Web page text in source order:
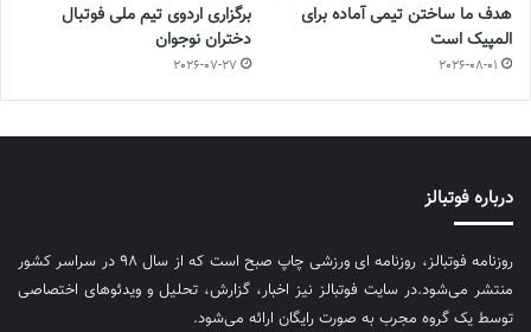
هدف ما ساختن تیمی آماده برای
المپیک است
2026-08-01
برگزاری اردوی تیم ملی فوتبال
دختران نوجوان
2026-07-27
درباره فوتبالز
روزنامه فوتبالز، روزنامه ای ورزشی چاپ صبح است که از سال ۹۸ در سراسر کشور
منتشر می‌شود.در سایت فوتبالز نیز اخبار، گزارش، تحلیل و ویدئوهای اختصاصی
توسط یک گروه مجرب به صورت رایگان ارائه می‌شود.